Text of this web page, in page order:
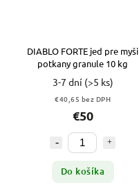
DIABLO FORTE jed pre myši
potkany granule 10 kg
3-7 dní (>5 ks)
€40,65 bez DPH
€50
Do košíka